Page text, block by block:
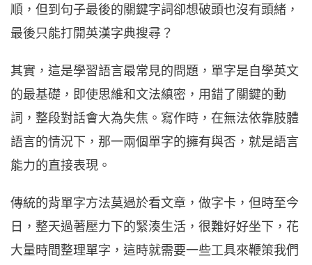
順，但到句子最後的關鍵字詞卻想破頭也沒有頭緒，
最後只能打開英漢字典搜尋？
其實，這是學習語言最常見的問題，單字是自學英文
的最基礎，即使思維和文法縝密，用錯了關鍵的動
詞，整段對話會大為失焦。寫作時，在無法依靠肢體
語言的情況下，那一兩個單字的擁有與否，就是語言
能力的直接表現。
傳統的背單字方法莫過於看文章，做字卡，但時至今
日，整天過著壓力下的緊湊生活，很難好好坐下，花
大量時間整理單字，這時就需要一些工具來鞭策我們